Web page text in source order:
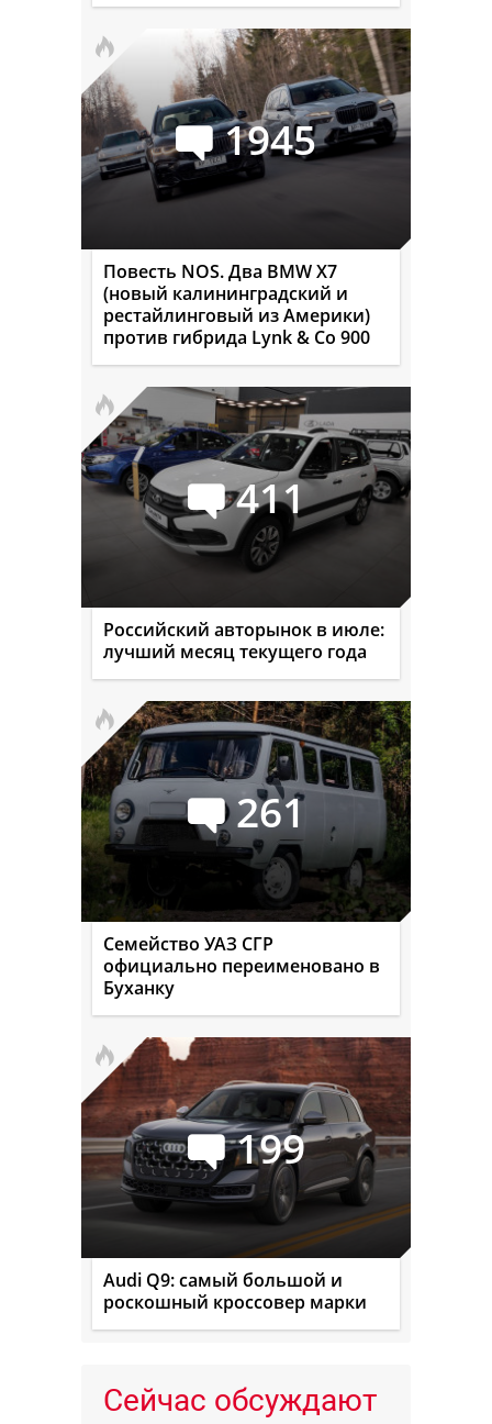
1945
Повесть NOS. Два BMW X7
(новый калининградский и
рестайлинговый из Америки)
против гибрида Lynk & Co 900
411
Российский авторынок в июле:
лучший месяц текущего года
261
Семейство УАЗ СГР
официально переименовано в
Буханку
199
Audi Q9: самый большой и
роскошный кроссовер марки
Сейчас обсуждают